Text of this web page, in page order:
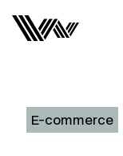
E-commerce